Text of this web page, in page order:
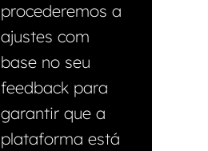
procederemos a
ajustes com
base no seu
feedback para
garantir que a
plataforma está